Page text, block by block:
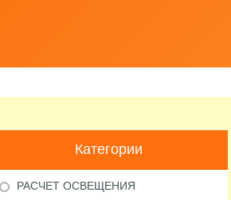
Категории
РАСЧЕТ ОСВЕЩЕНИЯ